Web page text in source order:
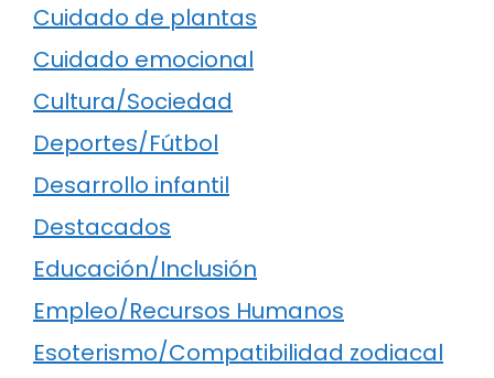
Cuidado de plantas
Cuidado emocional
Cultura/Sociedad
Deportes/Fútbol
Desarrollo infantil
Destacados
Educación/Inclusión
Empleo/Recursos Humanos
Esoterismo/Compatibilidad zodiacal